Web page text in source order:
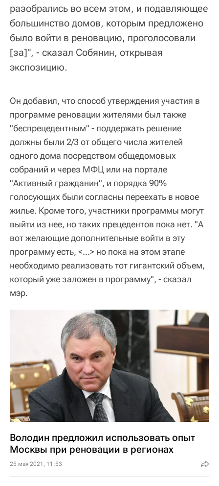
разобрались во всем этом, и подавляющее
большинство домов, которым предложено
было войти в реновацию, проголосовали
[за]", - сказал Собянин, открывая
экспозицию.
Он добавил, что способ утверждения участия в
программе реновации жителями был также
"беспрецедентным" - поддержать решение
должны были 2/3 от общего числа жителей
одного дома посредством общедомовых
собраний и через МФЦ или на портале
"Активный гражданин", и порядка 90%
голосующих были согласны переехать в новое
жилье. Кроме того, участники программы могут
выйти из нее, но таких прецедентов пока нет. "А
вот желающие дополнительные войти в эту
программу есть, <...> но пока на этом этапе
необходимо реализовать тот гигантский объем,
который уже заложен в программу", - сказал
мэр.
Володин предложил использовать опыт
Москвы при реновации в регионах
25 мая 2021, 11:53